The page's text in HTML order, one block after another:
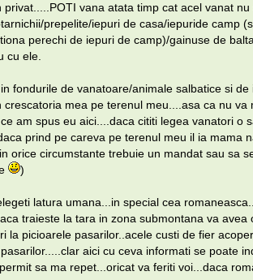
vana atata timp cat acel vanat
prepelite/iepuri de casa/iepuride camp
perechi de iepuri de camp)/gainuse de
cu ele.
fondurile de vanatoare/animale salbatice si de
mea pe terenul meu....asa ca nu va
am spus eu aici....daca cititi legea vanatori o
prind pe careva pe terenul meu il ia mama
orice circumstante trebuie un mandat sau sa
)
latura umana...in special cea
traieste la tara in zona submontana va avea
la picioarele pasarilor..acele custi de fier
aici cu ceva informati se poate
sa ma repet...oricat va feriti voi...daca